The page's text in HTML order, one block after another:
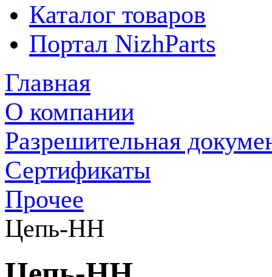
Каталог товаров
Портал NizhParts
Главная
О компании
Разрешительная
Сертификаты
Прочее
Цепь-НН